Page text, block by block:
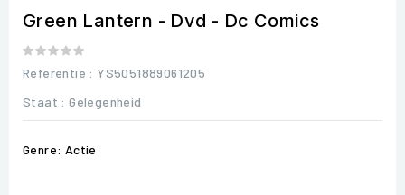
Green Lantern - Dvd - Dc Comics
Referentie : YS5051889061205
Staat : Gelegenheid
Genre: Actie